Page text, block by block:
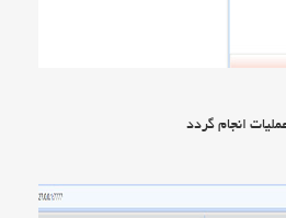
انجام گردد